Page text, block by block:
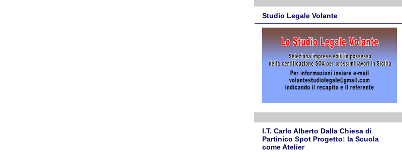
Studio Legale Volante
I.T. Carlo Alberto Dalla Chiesa di
Partinico Spot Progetto: la Scuola
come Atelier